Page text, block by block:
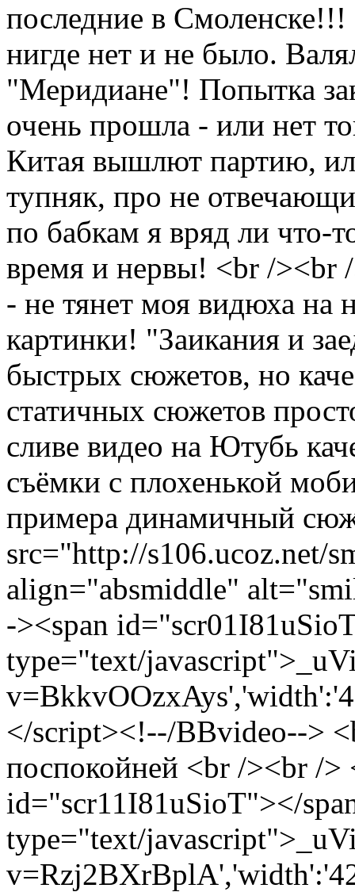
последние в Смоленске!!!
нигде нет и не было.
"Меридиане"! Попытка
очень прошла - или нет
Китая вышлют партию,
тупняк, про не
по бабкам я вряд ли что-
время и нервы! <br /><br
- не тянет моя видюха на
картинки! "Заикания и
быстрых сюжетов, но
статичных сюжетов
сливе видео на Ютубь
съёмки с плохенькой
примера динамичный
src="http://s106.ucoz.net/
align="absmiddle"
-><span
type="text/
</script><!--/BBvideo-->
поспокойней <br /><br /
id="scr11I81uSioT"></
type="text/